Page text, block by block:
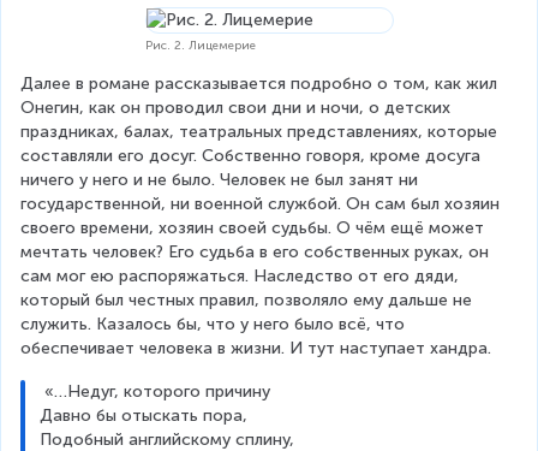
Рис. 2. Лицемерие
Далее в романе рассказывается подробно о том, как жил
Онегин, как он проводил свои дни и ночи, о детских
праздниках, балах, театральных представлениях, которые
составляли его досуг. Собственно говоря, кроме досуга
ничего у него и не было. Человек не был занят ни
государственной, ни военной службой. Он сам был хозяин
своего времени, хозяин своей судьбы. О чём ещё может
мечтать человек? Его судьба в его собственных руках, он
сам мог ею распоряжаться. Наследство от его дяди,
который был честных правил, позволяло ему дальше не
служить. Казалось бы, что у него было всё, что
обеспечивает человека в жизни. И тут наступает хандра.
«…Недуг, которого причину
Давно бы отыскать пора,
Подобный английскому сплину,